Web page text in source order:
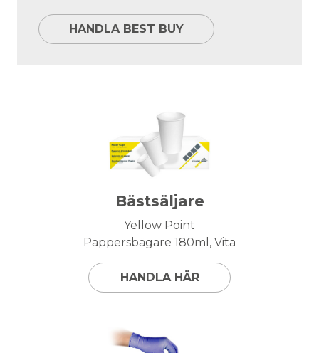
HANDLA BEST BUY
Bästsäljare
Yellow Point
Pappersbägare 180ml, Vita
HANDLA HÄR